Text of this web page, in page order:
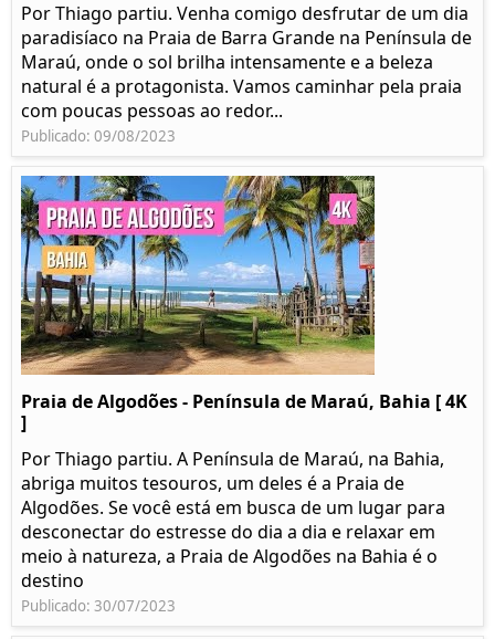
Por Thiago partiu. Venha comigo desfrutar de um dia
paradisíaco na Praia de Barra Grande na Península de
Maraú, onde o sol brilha intensamente e a beleza
natural é a protagonista. Vamos caminhar pela praia
com poucas pessoas ao redor...
Publicado: 09/08/2023
Praia de Algodões - Península de Maraú, Bahia [ 4K
]
Por Thiago partiu. A Península de Maraú, na Bahia,
abriga muitos tesouros, um deles é a Praia de
Algodões. Se você está em busca de um lugar para
desconectar do estresse do dia a dia e relaxar em
meio à natureza, a Praia de Algodões na Bahia é o
destino
Publicado: 30/07/2023